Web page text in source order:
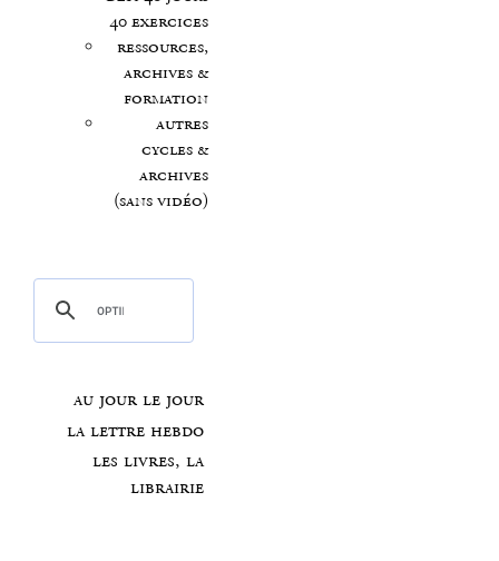
40 exercices
ressources,
archives &
formation
autres
cycles &
archives
(sans vidéo)
au jour le jour
la lettre hebdo
les livres, la
librairie